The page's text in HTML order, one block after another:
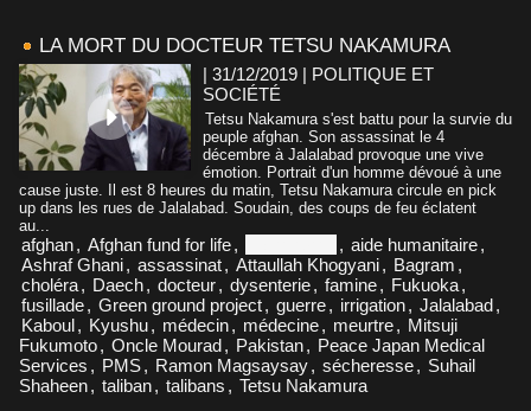
LA MORT DU DOCTEUR TETSU NAKAMURA
| 31/12/2019 | POLITIQUE ET
SOCIÉTÉ
Tetsu Nakamura s'est battu pour la survie du
peuple afghan. Son assassinat le 4
décembre à Jalalabad provoque une vive
émotion. Portrait d'un homme dévoué à une
cause juste. Il est 8 heures du matin, Tetsu Nakamura circule en pick
up dans les rues de Jalalabad. Soudain, des coups de feu éclatent
au...
afghan, Afghan fund for life, , aide humanitaire,
Ashraf Ghani, assassinat, Attaullah Khogyani, Bagram ,
choléra, Daech, docteur, dysenterie, famine, Fukuoka,
fusillade, Green ground project, guerre, irrigation, Jalalabad,
Kaboul, Kyushu, médecin, médecine, meurtre, Mitsuji
Fukumoto, Oncle Mourad, Pakistan, Peace Japan Medical
Services , PMS, Ramon Magsaysay, sécheresse, Suhail
Shaheen, taliban, talibans , Tetsu Nakamura